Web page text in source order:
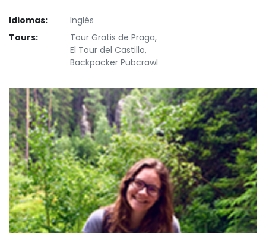
Idiomas:
Inglés
Tours:
Tour Gratis de Praga,
El Tour del Castillo,
Backpacker Pubcrawl